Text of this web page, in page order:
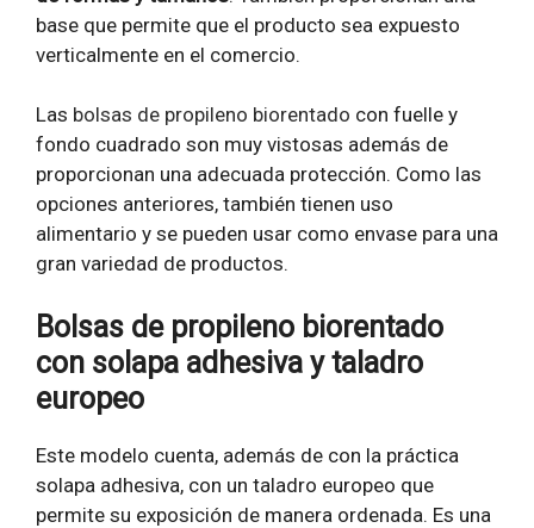
base que permite que el producto sea expuesto
verticalmente en el comercio.
Las bolsas de propileno biorentado con fuelle y
fondo cuadrado son muy vistosas además de
proporcionan una adecuada protección. Como las
opciones anteriores, también tienen uso
alimentario y se pueden usar como envase para una
gran variedad de productos.
Bolsas de propileno biorentado
con solapa adhesiva y taladro
europeo
Este modelo cuenta, además de con la práctica
solapa adhesiva, con un taladro europeo que
permite su exposición de manera ordenada. Es una